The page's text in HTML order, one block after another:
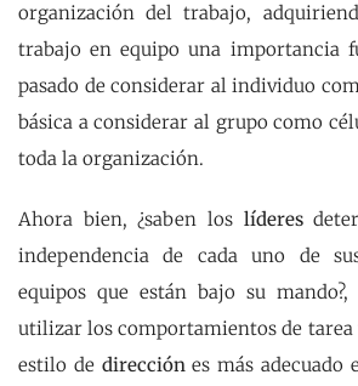
organización del trabajo,
trabajo en equipo una importancia
pasado de considerar al individuo
básica a considerar al grupo como
toda la organización.
Ahora bien, ¿saben los líderes
independencia de cada uno de
equipos que están bajo su mando?,
utilizar los comportamientos de tarea
estilo de direcciónes más adecuado